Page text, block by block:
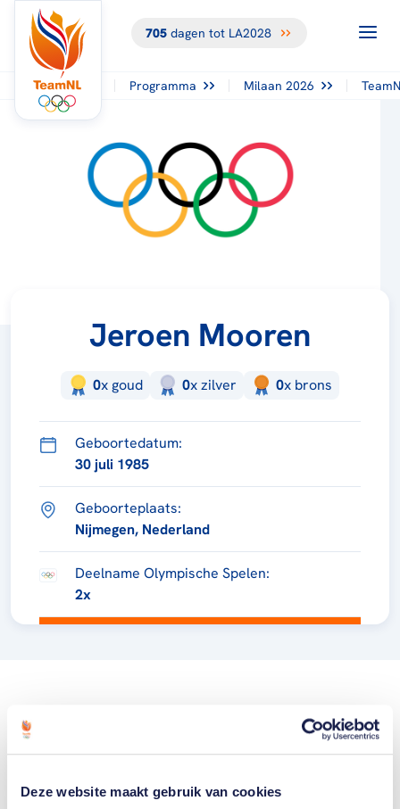
Deze website maakt gebruik van cookies
705dagen tot LA2028
Programma Milaan 2026
Jeroen Mooren
0x goud 0xzilver 0x brons
Geboortedatum:
30 juli 1985
Geboorteplaats:
Nijmegen, Nederland
Deelname Olympische Spelen:
2x